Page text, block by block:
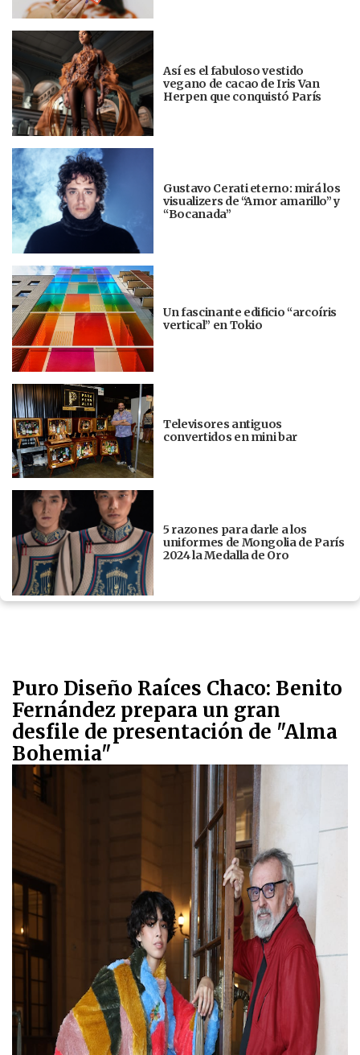
Así es el fabuloso vestido
vegano de cacao de Iris Van
Herpen que conquistó París
Gustavo Cerati eterno: mirá los
visualizers de “Amor amarillo” y
“Bocanada”
Un fascinante edificio “arcoíris
vertical” en Tokio
Televisores antiguos
convertidos en mini bar
5 razones para darle a los
uniformes de Mongolia de París
2024 la Medalla de Oro
Puro Diseño Raíces Chaco: Benito
Fernández prepara un gran
desfile de presentación de "Alma
Bohemia"